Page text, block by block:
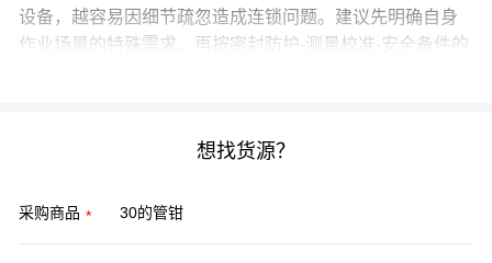
设备，越容易因细节疏忽造成连锁问题。建议先明确自身
作业场景的特殊需求，再按密封防护-测量校准-安全备件的
想找货源？
采购商品